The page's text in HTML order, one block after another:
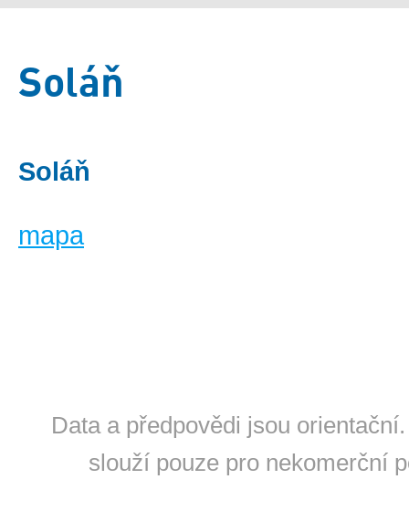
Soláň
Soláň
mapa
Data a předpovědi jsou
slouží pouze pro nekomerční